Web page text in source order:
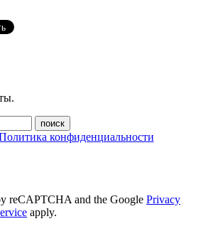
конфиденциальности
reCAPTCHA and the Google Privacy
apply.